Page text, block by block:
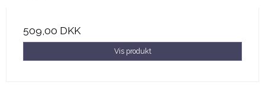
509,00 DKK
Vis produkt